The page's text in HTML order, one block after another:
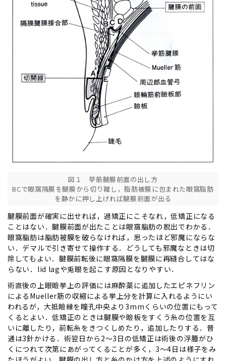
図１ 挙筋腱膜前面の出し方
BCで眼窩隔膜を腱膜から切り離し，脂肪被膜に包まれた眼窩脂肪
を静かに押し上げれば腱膜前面が出る
腱膜前面が確実に出せれば，過矯正にこそなれ，低矯正になる
ことはない．腱膜前面が出たことは眼窩脂肪の脱出でわかる．
眼窩脂肪は脂肪被膜を破らなければ，思ったほど邪魔にならな
い．デマルで引き寄せて操作する．どうしても邪魔なときは切
除してもよい．腱膜前転後に眼窩隔膜を腱膜に再縫合してはな
らない．lid lagや兎眼を起こす原因となりやすい．
術直後の上眼瞼挙上の評価には麻酔薬に追加したエピネフリン
によるMueller筋の収縮による挙上分を計算に入れるようにい
われるが，大抵瞼縁を瞳孔中央より3mmくらいの位置にもって
くるとよい．低矯正のときは腱膜や瞼板をすくう糸の位置を互
いに離したり，前転糸をきつくしめたり，追加したりする．普
通は3針かける．術翌日から2～3日の低矯正は術後の浮腫がひ
くにつれて次第にあがってくることが多く，3～4日は様子をみ